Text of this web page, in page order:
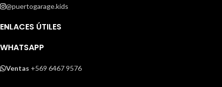
@puertogarage.kids
ENLACES ÚTILES
WHATSAPP
Ventas +569 6467 9576